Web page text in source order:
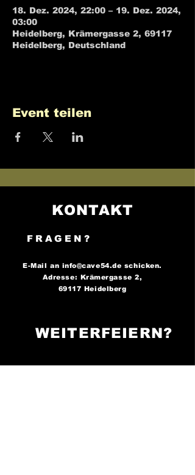
18. Dez. 2024, 22:00 – 19. Dez. 2024,
03:00
Heidelberg, Krämergasse 2, 69117
Heidelberg, Deutschland
Event teilen
KONTAKT
FRAGEN?
E-Mail an info@cave54.de schicken.
Adresse: Krämergasse 2,
69117 Heidelberg
WEITERFEIERN?